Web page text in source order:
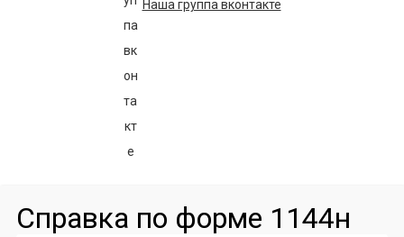
Наша группа вконтакте
Справка по форме 1144н